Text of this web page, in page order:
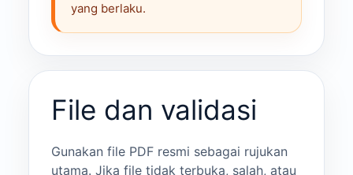
yang berlaku.
File dan validasi
Gunakan file PDF resmi sebagai rujukan
utama. Jika file tidak terbuka, salah, atau